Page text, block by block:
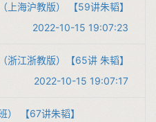
上海沪教版） 【59讲朱韬】
2022-10-15 19:07:23
浙江浙教版）【65讲 朱韬】
2022-10-15 19:07:17
） 【67讲朱韬】